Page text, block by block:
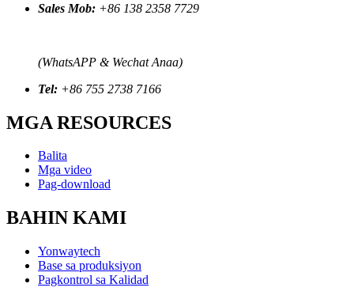
Sales Mob: +86 138 2358 7729
(WhatsAPP & Wechat Anaa)
Tel: +86 755 2738 7166
MGA RESOURCES
Balita
Mga video
Pag-download
BAHIN KAMI
Yonwaytech
Base sa produksiyon
Pagkontrol sa Kalidad